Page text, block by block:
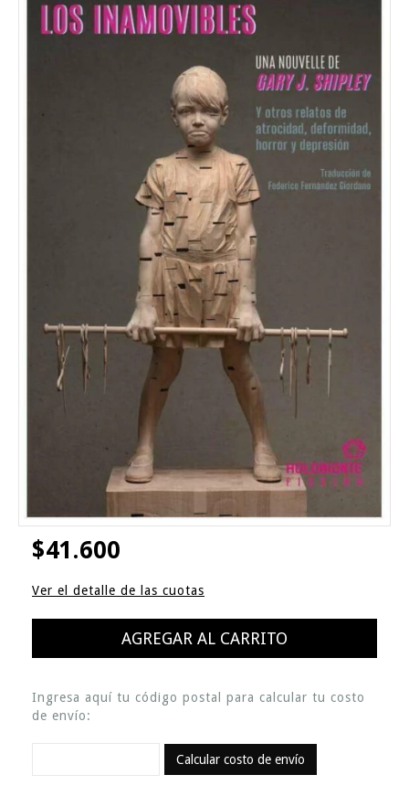
$41.600
Ver el detalle de las cuotas
Ingresa aquí tu código postal para calcular tu costo
de envío:
Calcular costo de envío